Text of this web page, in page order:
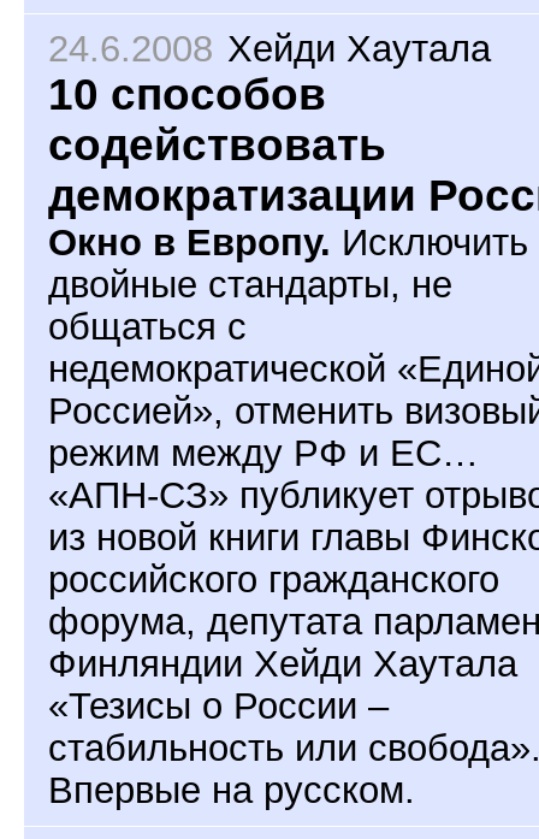
24.6.2008 Хейди Хаутала
10 способов
содействовать
демократизации
Окно в Европу. Исключить
двойные стандарты, не
общаться с
недемократической
Россией», отменить
режим между РФ и ЕС…
«АПН-СЗ» публикует
из новой книги главы
российского гражданского
форума, депутата
Финляндии Хейди Хаутала
«Тезисы о России –
стабильность или
Впервые на русском.